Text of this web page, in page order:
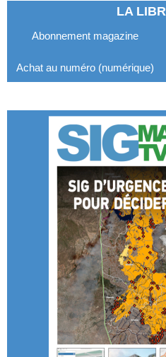
LA
Abonnement magazine
Achat au numéro (numérique)